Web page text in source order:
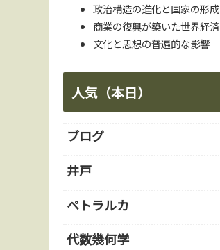
政治構造の進化と国家の形成
商業の復興が築いた世界経済
文化と思想の普遍的な影響
人気（本日）
ブログ
井戸
ペトラルカ
代数幾何学